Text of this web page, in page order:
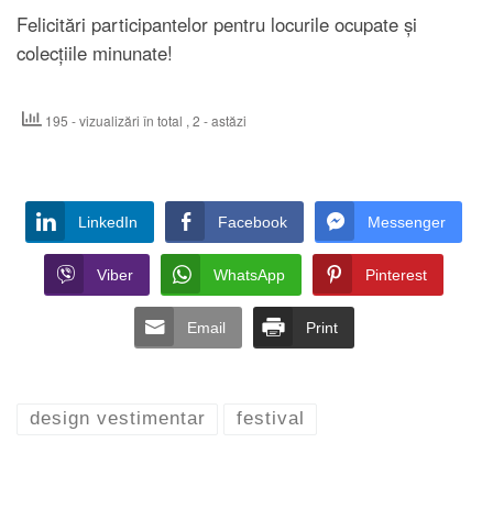
Felicitări participantelor pentru locurile ocupate și
colecțiile minunate!
195 - vizualizări în total , 2 - astăzi
LinkedIn Facebook Messenger
Viber WhatsApp Pinterest
Email Print
design vestimentar festival